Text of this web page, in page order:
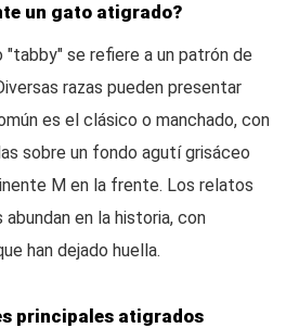
un gato atigrado?
"tabby" se refiere a un patrón de
razas pueden presentar
es el clásico o manchado, con
sobre un fondo agutí grisáceo
M en la frente. Los relatos
en la historia, con
han dejado huella.
principales atigrados